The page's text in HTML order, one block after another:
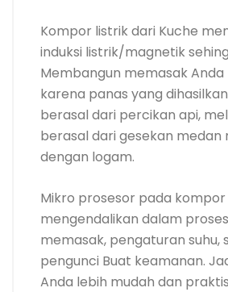
Kompor listrik dari Kuche
induksi listrik/magnetik
Membangun memasak Anda
karena panas yang
berasal dari percikan api,
berasal dari gesekan medan
dengan logam.
Mikro prosesor pada
mengendalikan dalam
memasak, pengaturan suhu,
pengunci Buat keamanan.
Anda lebih mudah dan